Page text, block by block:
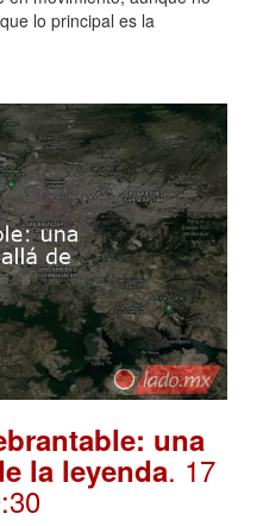
lo principal es la
una
la leyenda. 17